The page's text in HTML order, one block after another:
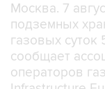
Москва. 7
подземных
газовых суток
сообщает
операторов